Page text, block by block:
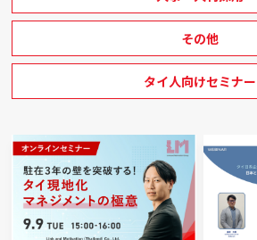
その他
タイ人向けセミナー